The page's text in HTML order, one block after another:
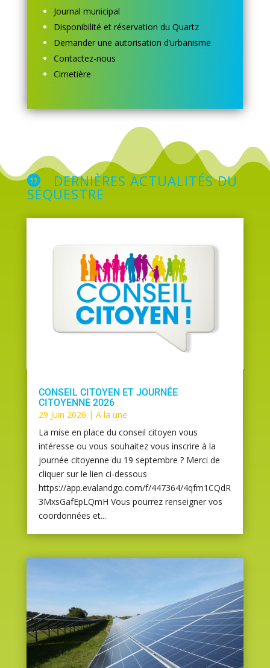
Journal municipal
Disponibilité et réservation du Quartz
Demander une autorisation d’urbanisme
Contactez-nous
Cimetière
DERNIÈRES ACTUALITÉS DU
SÉQUESTRE
CONSEIL CITOYEN ET JOURNÉE
CITOYENNE 2026
29 Juin 2026 | A la une
La mise en place du conseil citoyen vous
intéresse ou vous souhaitez vous inscrire à la
journée citoyenne du 19 septembre ? Merci de
cliquer sur le lien ci-dessous
https://app.evalandgo.com/f/447364/4qfm1CQdR
3MxsGafEpLQmH Vous pourrez renseigner vos
coordonnées et...